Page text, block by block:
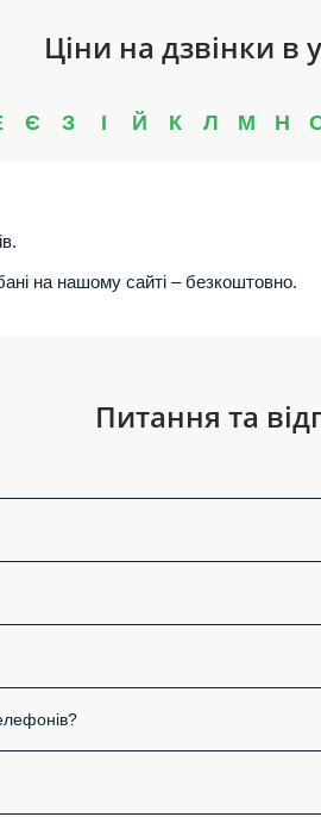
Ціни на дзвінки в
Є З І Й К Л М Н
на нашому сайті – безкоштовно.
Питання та